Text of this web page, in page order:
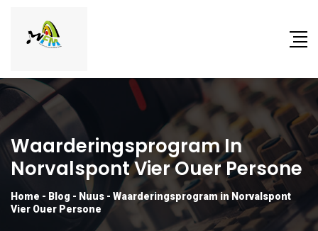
Waarderingsprogram In
Norvalspont Vier Ouer Persone
Home - Blog - Nuus - Waarderingsprogram in Norvalspont
Vier Ouer Persone